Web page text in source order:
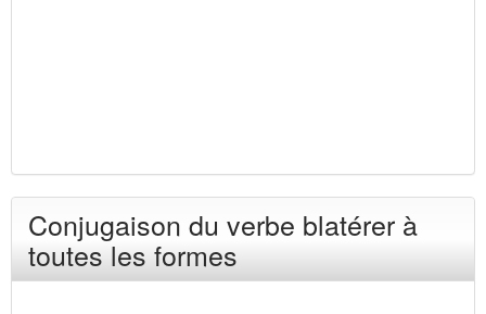
Conjugaison du verbe blatérer à
toutes les formes